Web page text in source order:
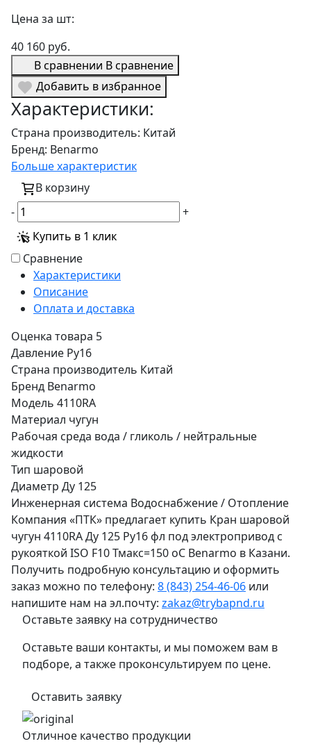
Цена за шт:
40 160 руб.
В сравнении В сравнение
Добавить в избранное
Характеристики:
Страна производитель: Китай
Бренд: Benarmo
Больше характеристик
В корзину
-
+
Купить в 1 клик
Сравнение
Характеристики
Описание
Оплата и доставка
Оценка товара 5
Давление Ру16
Страна производитель Китай
Бренд Benarmo
Модель 4110RA
Материал чугун
Рабочая среда вода / гликоль / нейтральные
жидкости
Тип шаровой
Диаметр Ду 125
Инженерная система Водоснабжение / Отопление
Компания «ПТК» предлагает купить Кран шаровой
чугун 4110RA Ду 125 Ру16 фл под электропривод с
рукояткой ISO F10 Тмакс=150 оС Benarmo в Казани.
Получить подробную консультацию и оформить
заказ можно по телефону: 8 (843) 254-46-06 или
напишите нам на эл.почту: zakaz@trybapnd.ru
Оставьте заявку на сотрудничество
Оставьте ваши контакты, и мы поможем вам в
подборе, а также проконсультируем по цене.
Оставить заявку
Отличное качество продукции